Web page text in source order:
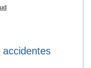
accidentes